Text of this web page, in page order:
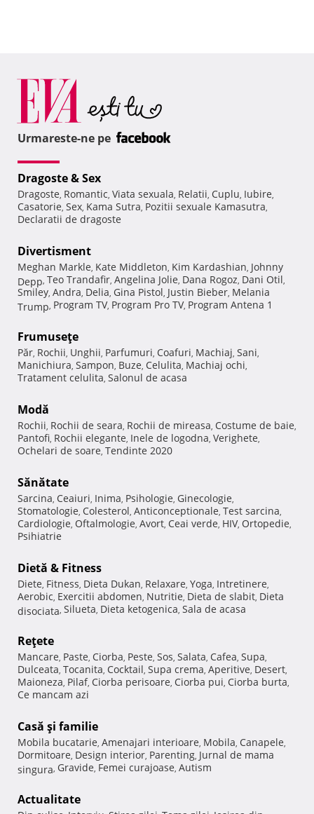
Urmareste-ne pe
Dragoste & Sex
Dragoste, Romantic, Viata sexuala, Relatii, Cuplu, Iubire,
Casatorie, Sex, Kama Sutra, Pozitii sexuale Kamasutra,
Declaratii de dragoste
Divertisment
Meghan Markle, Kate Middleton, Kim Kardashian, Johnny
Depp, Teo Trandafir, Angelina Jolie, Dana Rogoz, Dani Otil,
Smiley, Andra, Delia, Gina Pistol, Justin Bieber, Melania
Trump, Program TV, Program Pro TV, Program Antena 1
Frumuseţe
Păr, Rochii, Unghii, Parfumuri, Coafuri, Machiaj, Sani,
Manichiura, Sampon, Buze, Celulita, Machiaj ochi,
Tratament celulita, Salonul de acasa
Modă
Rochii, Rochii de seara, Rochii de mireasa, Costume de baie,
Pantofi, Rochii elegante, Inele de logodna, Verighete,
Ochelari de soare, Tendinte 2020
Sănătate
Sarcina, Ceaiuri, Inima, Psihologie, Ginecologie,
Stomatologie, Colesterol, Anticonceptionale, Test sarcina,
Cardiologie, Oftalmologie, Avort, Ceai verde, HIV, Ortopedie,
Psihiatrie
Dietă & Fitness
Diete, Fitness, Dieta Dukan, Relaxare, Yoga, Intretinere,
Aerobic, Exercitii abdomen, Nutritie, Dieta de slabit, Dieta
disociata, Silueta, Dieta ketogenica, Sala de acasa
Reţete
Mancare, Paste, Ciorba, Peste, Sos, Salata, Cafea, Supa,
Dulceata, Tocanita, Cocktail, Supa crema, Aperitive, Desert,
Maioneza, Pilaf, Ciorba perisoare, Ciorba pui, Ciorba burta,
Ce mancam azi
Casă şi familie
Mobila bucatarie, Amenajari interioare, Mobila, Canapele,
Dormitoare, Design interior, Parenting, Jurnal de mama
singura, Gravide, Femei curajoase, Autism
Actualitate